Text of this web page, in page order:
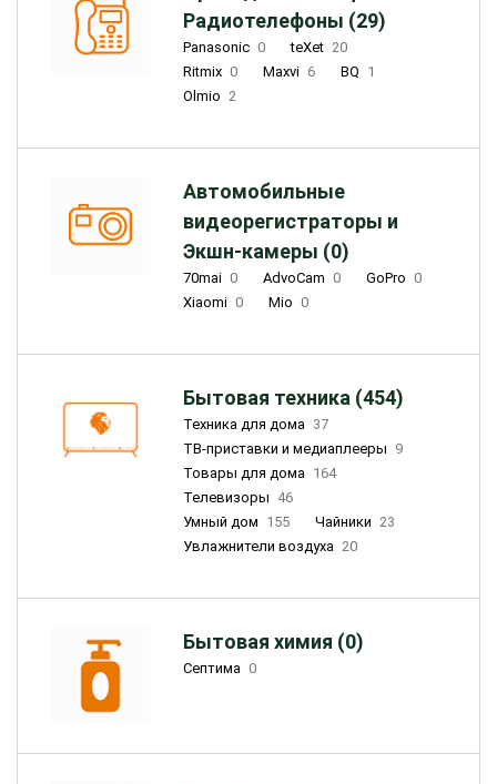
Радиотелефоны (29)
Panasonic 0 teXet 20
Ritmix 0 Maxvi 6 BQ 1
Olmio 2
Автомобильные
видеорегистраторы и
Экшн-камеры (0)
70mai 0 AdvoCam 0 GoPro 0
Xiaomi 0 Mio 0
Бытовая техника (454)
Техника для дома 37
ТВ-приставки и медиаплееры 9
Товары для дома 164
Телевизоры 46
Умный дом 155 Чайники 23
Увлажнители воздуха 20
Бытовая химия (0)
Септима 0